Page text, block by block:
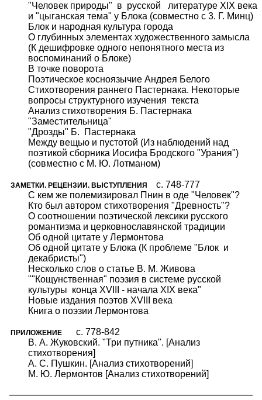
"Человек природы" в русской литературе XIX века
и "цыганская тема" у Блока (совместно с 3. Г. Минц)
Блок и народная культура города
О глубинных элементах художественного замысла
(К дешифровке одного непонятного места из
воспоминаний о Блоке)
В точке поворота
Поэтическое косноязычие Андрея Белого
Стихотворения раннего Пастернака. Некоторые
вопросы структурного изучения текста
Анализ стихотворения Б. Пастернака
"Заместительница"
"Дрозды" Б. Пастернака
Между вещью и пустотой (Из наблюдений над
поэтикой сборника Иосифа Бродского "Урания")
(совместно с М. Ю. Лотманом)
ЗАМЕТКИ. РЕЦЕНЗИИ. ВЫСТУПЛЕНИЯ c. 748-777
С кем же полемизировал Пнин в оде "Человек"?
Кто был автором стихотворения "Древность"?
О соотношении поэтической лексики русского
романтизма и церковнославянской традиции
Об одной цитате у Лермонтова
Об одной цитате у Блока (К проблеме "Блок и
декабристы")
Несколько слов о статье В. М. Живова
""Кощунственная" поэзия в системе русской
культуры конца XVIII - начала XIX века"
Новые издания поэтов XVIII века
Книга о поэзии Лермонтова
ПРИЛОЖЕНИЕ c. 778-842
В. А. Жуковский. "Три путника". [Анализ
стихотворения]
А. С. Пушкин. [Анализ стихотворений]
М. Ю. Лермонтов [Анализ стихотворений]